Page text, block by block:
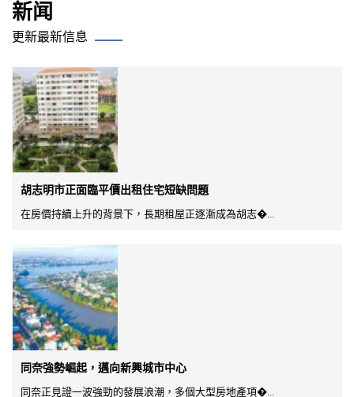
新闻
更新最新信息
胡志明市正面臨平價出租住宅短缺問題
在房價持續上升的背景下，長期租屋正逐漸成為胡志�...
同奈強勢崛起，邁向新興城市中心
同奈正見證一波強勁的發展浪潮，多個大型房地產項�...